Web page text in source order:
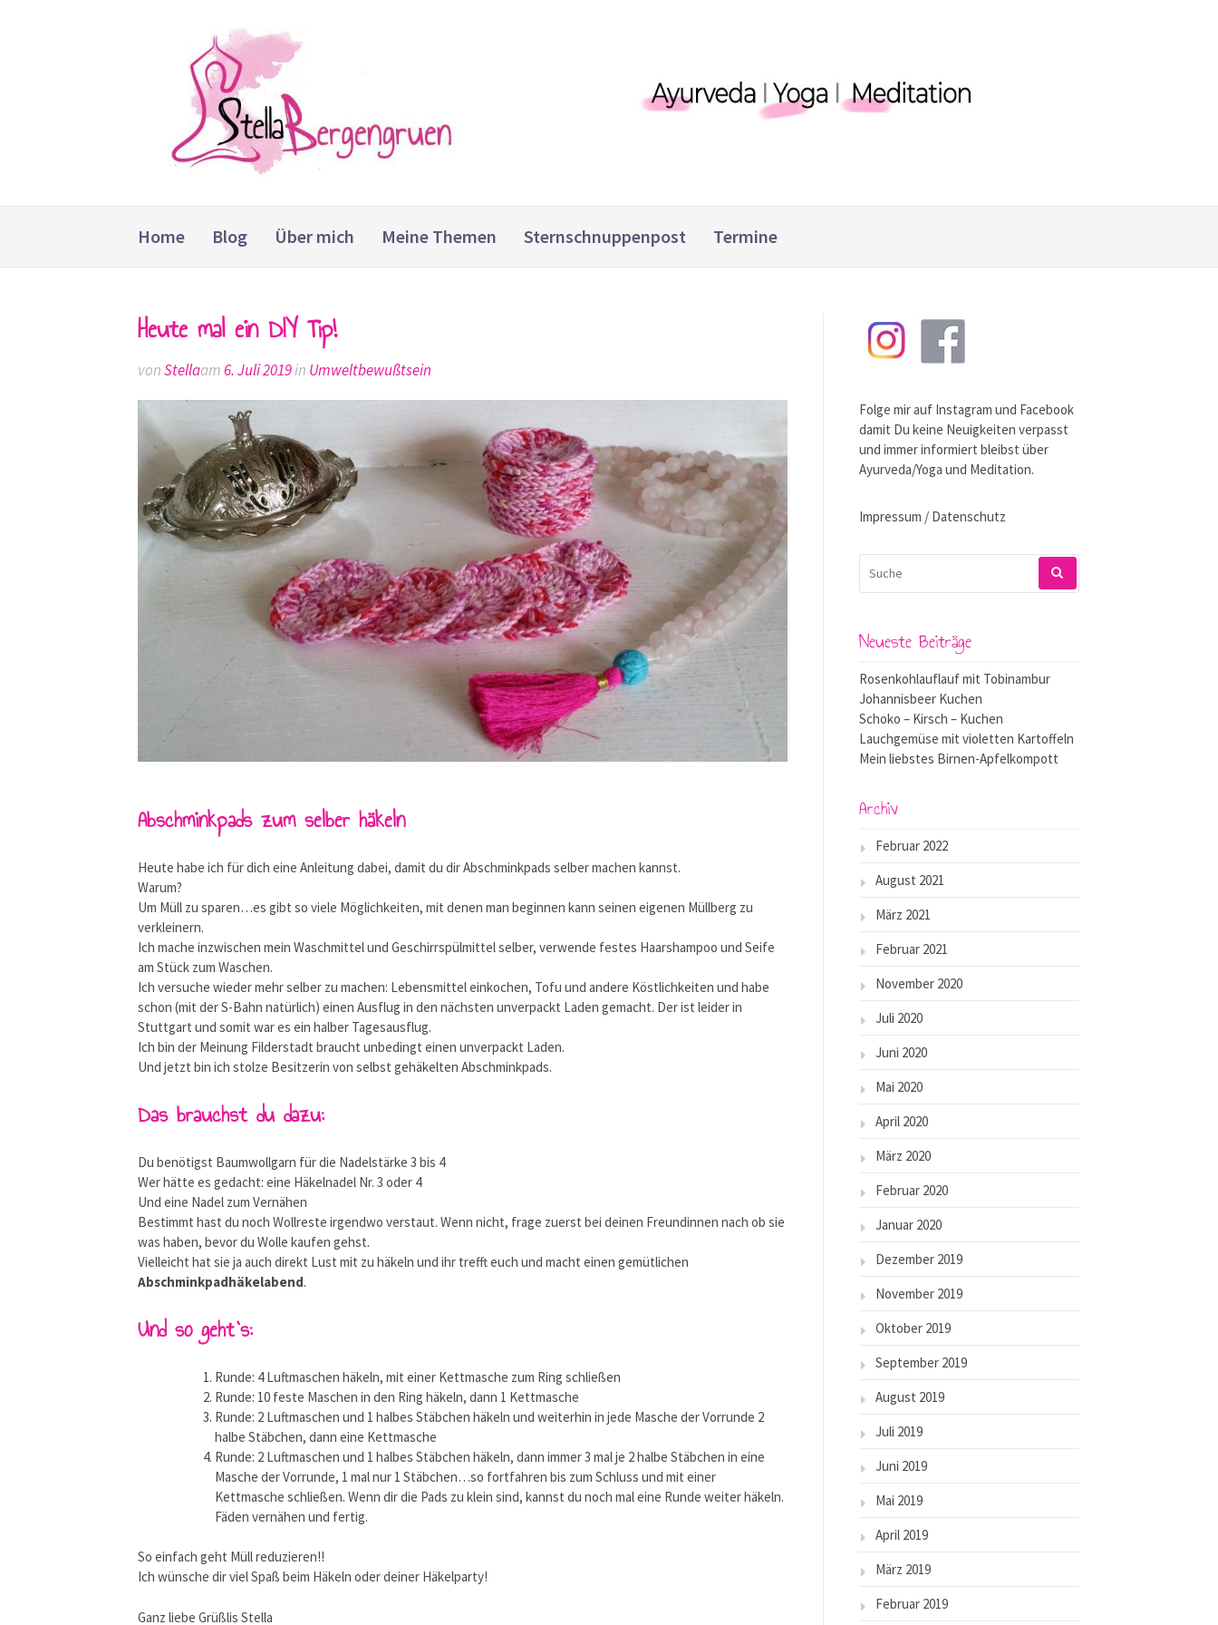
Home Blog Über mich Meine Themen Sternschnuppenpost Termine
Heute mal ein DIY Tip!
vonStellaam6. Juli 2019in Umweltbewußtsein
Abschminkpads zum selber häkeln
Heute habe ich für dich eine Anleitung dabei, damit du dir Abschminkpads selber machen kannst.
Warum?
Um Müll zu sparen…es gibt so viele Möglichkeiten, mit denen man beginnen kann seinen eigenen Müllberg zu
verkleinern.
Ich mache inzwischen mein Waschmittel und Geschirrspülmittel selber, verwende festes Haarshampoo und Seife
am Stück zum Waschen.
Ich versuche wieder mehr selber zu machen: Lebensmittel einkochen, Tofu und andere Köstlichkeiten und habe
schon (mit der S-Bahn natürlich) einen Ausflug in den nächsten unverpackt Laden gemacht. Der ist leider in
Stuttgart und somit war es ein halber Tagesausflug.
Ich bin der Meinung Filderstadt braucht unbedingt einen unverpackt Laden.
Und jetzt bin ich stolze Besitzerin von selbst gehäkelten Abschminkpads.
Das brauchst du dazu:
Du benötigst Baumwollgarn für die Nadelstärke 3 bis 4
Wer hätte es gedacht: eine Häkelnadel Nr. 3 oder 4
Und eine Nadel zum Vernähen
Bestimmt hast du noch Wollreste irgendwo verstaut. Wenn nicht, frage zuerst bei deinen Freundinnen nach ob sie
was haben, bevor du Wolle kaufen gehst.
Vielleicht hat sie ja auch direkt Lust mit zu häkeln und ihr trefft euch und macht einen gemütlichen
Abschminkpadhäkelabend.
Und so geht`s:
Runde: 4 Luftmaschen häkeln, mit einer Kettmasche zum Ring schließen
Runde: 10 feste Maschen in den Ring häkeln, dann 1 Kettmasche
Runde: 2 Luftmaschen und 1 halbes Stäbchen häkeln und weiterhin in jede Masche der Vorrunde 2
halbe Stäbchen, dann eine Kettmasche
Runde: 2 Luftmaschen und 1 halbes Stäbchen häkeln, dann immer 3 mal je 2 halbe Stäbchen in eine
Masche der Vorrunde, 1 mal nur 1 Stäbchen…so fortfahren bis zum Schluss und mit einer
Kettmasche schließen. Wenn dir die Pads zu klein sind, kannst du noch mal eine Runde weiter häkeln.
Fäden vernähen und fertig.
So einfach geht Müll reduzieren!!
Ich wünsche dir viel Spaß beim Häkeln oder deiner Häkelparty!
Ganz liebe Grüßlis Stella
Folge mir auf Instagram und Facebook
damit Du keine Neuigkeiten verpasst
und immer informiert bleibst über
Ayurveda/Yoga und Meditation.
Impressum / Datenschutz
NACH:
Neueste Beiträge
Rosenkohlauflauf mit Tobinambur
Johannisbeer Kuchen
Schoko – Kirsch – Kuchen
Lauchgemüse mit violetten Kartoffeln
Mein liebstes Birnen-Apfelkompott
Archiv
Februar 2022
August 2021
März 2021
Februar 2021
November 2020
Juli 2020
Juni 2020
Mai 2020
April 2020
März 2020
Februar 2020
Januar 2020
Dezember 2019
November 2019
Oktober 2019
September 2019
August 2019
Juli 2019
Juni 2019
Mai 2019
April 2019
März 2019
Februar 2019